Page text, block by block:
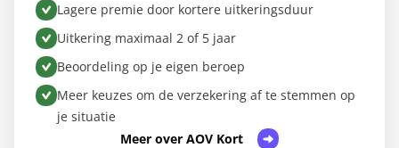
Lagere premie door kortere uitkeringsduur
Uitkering maximaal 2 of 5 jaar
Beoordeling op je eigen beroep
Meer keuzes om de verzekering af te stemmen op
je situatie
Meer over AOV Kort